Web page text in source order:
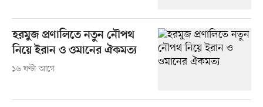
হরমুজ প্রণালিতে নতুন নৌপথ
নিয়ে ইরান ও ওমানের ঐকমত্য
১৬ ঘণ্টা আগে